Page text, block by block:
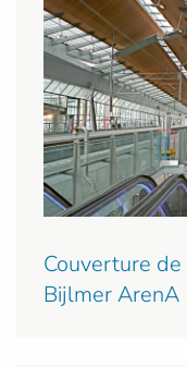
Couverture
Bijlmer ArenA